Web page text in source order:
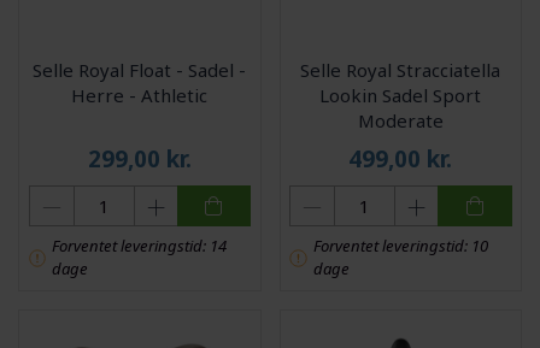
Selle Royal Float - Sadel -
Herre - Athletic
299,00 kr.
Forventet leveringstid: 14
dage
Selle Royal Stracciatella
Lookin Sadel Sport
Moderate
499,00 kr.
Forventet leveringstid: 10
dage